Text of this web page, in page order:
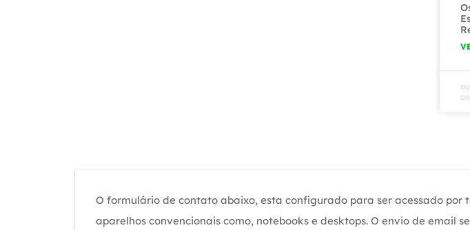
O formulário de contato abaixo, esta configurado para ser acessado por
aparelhos convencionais como, notebooks e desktops. O envio de email